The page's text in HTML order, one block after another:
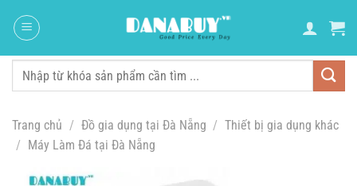
đến
dung
Tìm
Trang chủ / Đồ gia dụng tại Đà Nẵng / Thiết bị gia dụng khác
/ Máy Làm Đá tại Đà Nẵng